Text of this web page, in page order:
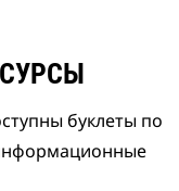
буклеты по